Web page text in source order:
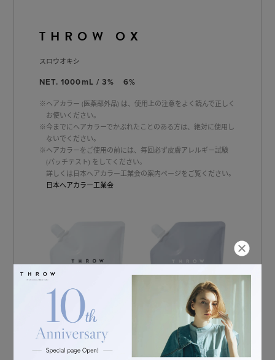
THROW OX
スロウオキシ
NET. 1000mL / 3% 6%
※ヘアカラー (医薬部外品) は、使用上の注意をよく読んで正しく
お使いください。
※今までにヘアカラーでかぶれたことのある方は、絶対に使用し
ないでください。
※ヘアカラーをご使用の前には、毎回必ず皮膚アレルギー試験
(パッチテスト) をしてください。
詳しくは日本ヘアカラー工業会の案内ページをご覧ください。
日本ヘアカラー工業会